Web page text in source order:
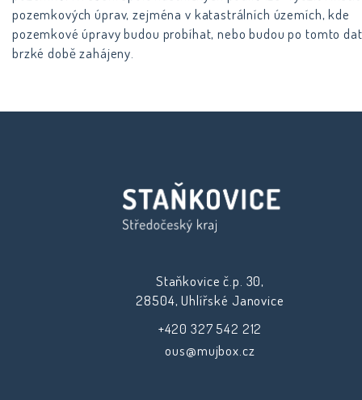
pozemkových úprav, zejména v katastrálních územích, kde
pozemkové úpravy budou probíhat, nebo budou po tomto
brzké době zahájeny.
Staňkovice č.p. 30,
28504, Uhlířské Janovice
+420 327 542 212
ous@mujbox.cz